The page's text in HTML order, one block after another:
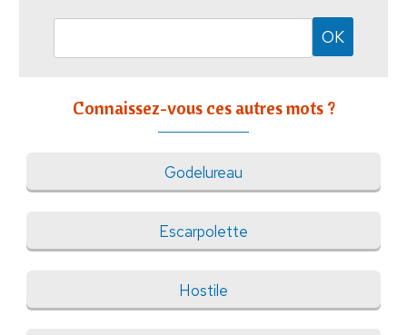
Connaissez-vous ces autres mots ?
Godelureau
Escarpolette
Hostile